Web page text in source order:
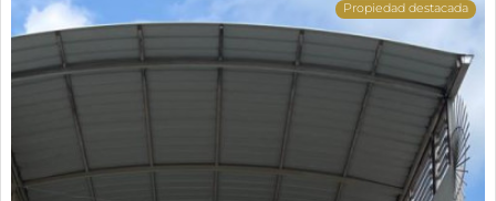
Propiedad destacada